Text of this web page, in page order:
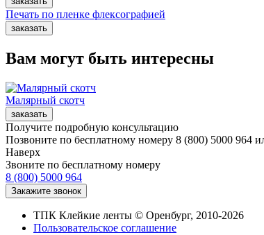
Печать по пленке флексографией
Вам могут быть интересны
Малярный скотч
Получите подробную консультацию
Позвоните по бесплатному номеру 8 (800) 5000 964
Наверх
Звоните по бесплатному номеру
8 (800) 5000 964
ТПК Клейкие ленты © Оренбург, 2010-2026
Пользовательское соглашение